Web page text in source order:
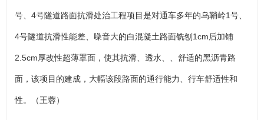
号、4号隧道路面抗滑处治工程项目是对通车多年的乌鞘岭1号、
4号隧道抗滑性能差、噪音大的白混凝土路面铣刨1cm后加铺
2.5cm厚改性超薄罩面，使其抗滑、透水、、舒适的黑沥青路
面，该项目的建成，大幅该段路面的通行能力、行车舒适性和
性。（王蓉）